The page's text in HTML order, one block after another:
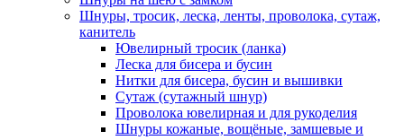
Шнуры, тросик, леска, ленты, проволока, сутаж,
канитель
Ювелирный тросик (ланка)
Леска для бисера и бусин
Нитки для бисера, бусин и вышивки
Сутаж (сутажный шнур)
Проволока ювелирная и для рукоделия
Шнуры кожаные, вощёные, замшевые и